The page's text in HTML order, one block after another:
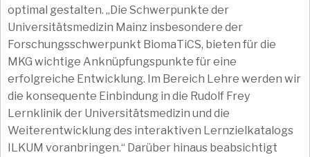
optimal gestalten. „Die Schwerpunkte der
Universitätsmedizin Mainz insbesondere der
Forschungsschwerpunkt BiomaTiCS, bieten für die
MKG wichtige Anknüpfungspunkte für eine
erfolgreiche Entwicklung. Im Bereich Lehre werden wir
die konsequente Einbindung in die Rudolf Frey
Lernklinik der Universitätsmedizin und die
Weiterentwicklung des interaktiven Lernzielkatalogs
ILKUM voranbringen.“ Darüber hinaus beabsichtigt